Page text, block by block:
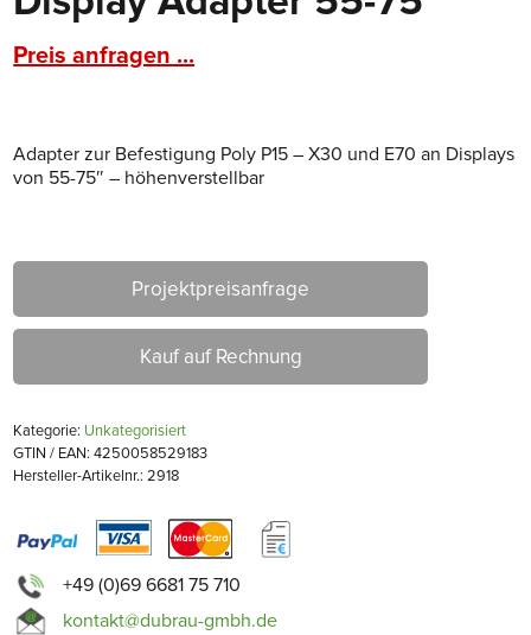
Preis anfragen ...
Adapter zur Befestigung Poly P15 – X30 und E70 an Displays
von 55-75″ – höhenverstellbar
Projektpreisanfrage
Kauf auf Rechnung
Kategorie: Unkategorisiert
GTIN / EAN: 4250058529183
Hersteller-Artikelnr.: 2918
+49 (0)69 6681 75 710
kontakt@dubrau-gmbh.de